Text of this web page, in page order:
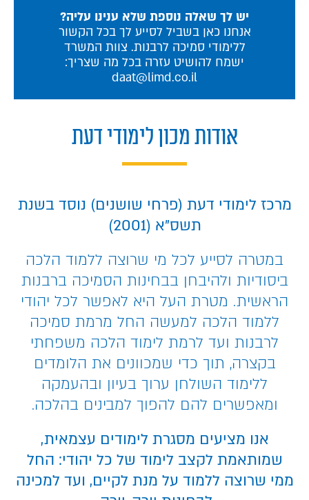
יש לך שאלה נוספת שלא ענינו עליה?
אנחנו כאן בשביל לסייע לך בכל הקשור
ללימודי סמיכה לרבנות. צוות המשרד
ישמח להושיט עזרה בכל מה שצריך:
daat@limd.co.il
אודות מכון לימודי דעת
מרכז לימודי דעת (פרחי שושנים) נוסד בשנת
תשס”א (2001)
במטרה לסייע לכל מי שרוצה ללמוד הלכה
ביסודיות ולהיבחן בבחינות הסמיכה ברבנות
הראשית. מטרת העל היא לאפשר לכל יהודי
ללמוד הלכה למעשה החל מרמת סמיכה
לרבנות ועד לרמת לימוד הלכה משפחתי
בקצרה, תוך כדי שמכוונים את הלומדים
ללימוד השולחן ערוך בעיון ובהעמקה
ומאפשרים להם להפוך למבינים בהלכה.
אנו מציעים מסגרת לימודים עצמאית,
שמותאמת לקצב לימוד של כל יהודי: החל
ממי שרוצה ללמוד על מנת לקיים, ועד למכינה